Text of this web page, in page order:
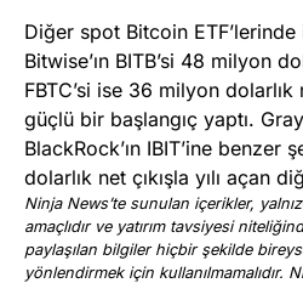
Diğer spot Bitcoin
Bitwise’ın BITB’si 48 milyon
FBTC’si ise 36 milyon
güçlü bir başlangıç yaptı.
BlackRock’ın IBIT’ine benzer
dolarlık net çıkışla yılı açan
Ninja News’te sunulan içerikler,
amaçlıdır ve yatırım tavsiyesi
paylaşılan bilgiler hiçbir şekilde
yönlendirmek için kullanılmamalıdır.